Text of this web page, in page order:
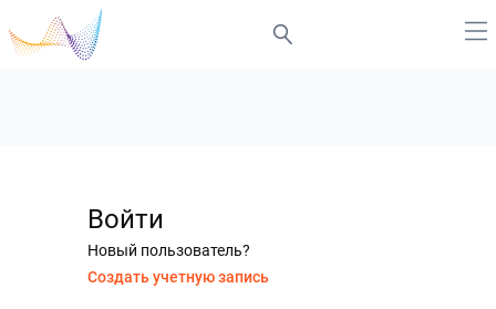
Войти
Новый пользователь?
Создать учетную запись